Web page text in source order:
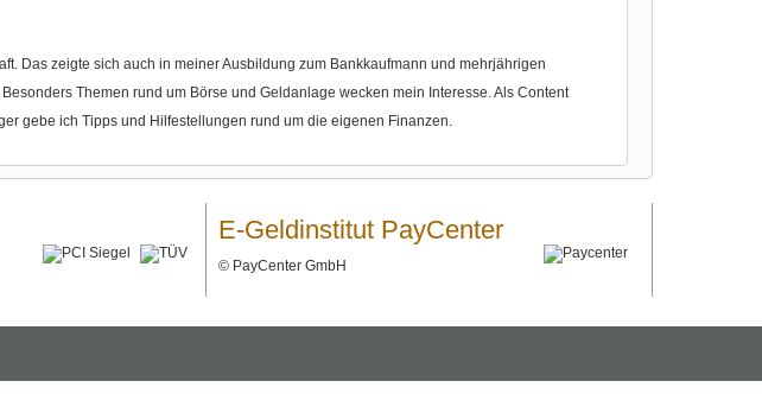
Das zeigte sich auch in meiner Ausbildung zum Bankkaufmann und mehrjährigen
Themen rund um Börse und Geldanlage wecken mein Interesse. Als Content
gebe ich Tipps und Hilfestellungen rund um die eigenen Finanzen.
E-Geldinstitut PayCenter
© PayCenter GmbH